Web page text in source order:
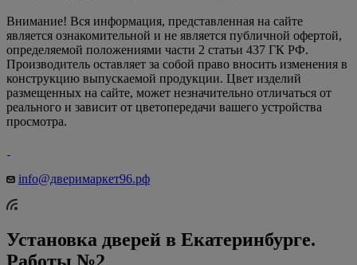
Внимание! Вся информация, представленная на сайте
является ознакомительной и не является публичной офертой,
определяемой положениями части 2 статьи 437 ГК РФ.
Производитель оставляет за собой право вносить изменения в
конструкцию выпускаемой продукции. Цвет изделий
размещенных на сайте, может незначительно отличаться от
реального и зависит от цветопередачи вашего устройства
просмотра.
info@дверимаркет96.рф
Установка дверей в Екатеринбурге.